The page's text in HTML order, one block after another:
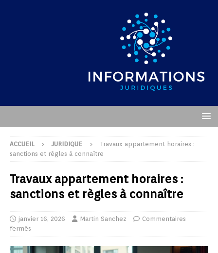
ACCUEIL JURIDIQUE
Travaux appartement horaires :
sanctions et règles à connaître
Travaux appartement horaires :
sanctions et règles à connaître
janvier 16, 2026 Martin Sanchez
Commentaires
fermés